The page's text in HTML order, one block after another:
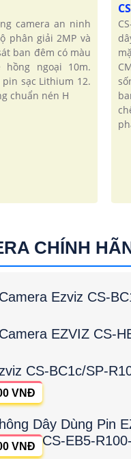
camera an ninh
phân giải 2MP và
ban đêm có màu
hồng ngoại 10m.
sạc Lithium 12.
chuẩn nén H
CHÍNH
Camera Ezviz CS-
Camera EZVIZ CS-
CS-BC1c/SP-
VNĐ
Dây Dùng Pin
CS-EB5-
VNĐ